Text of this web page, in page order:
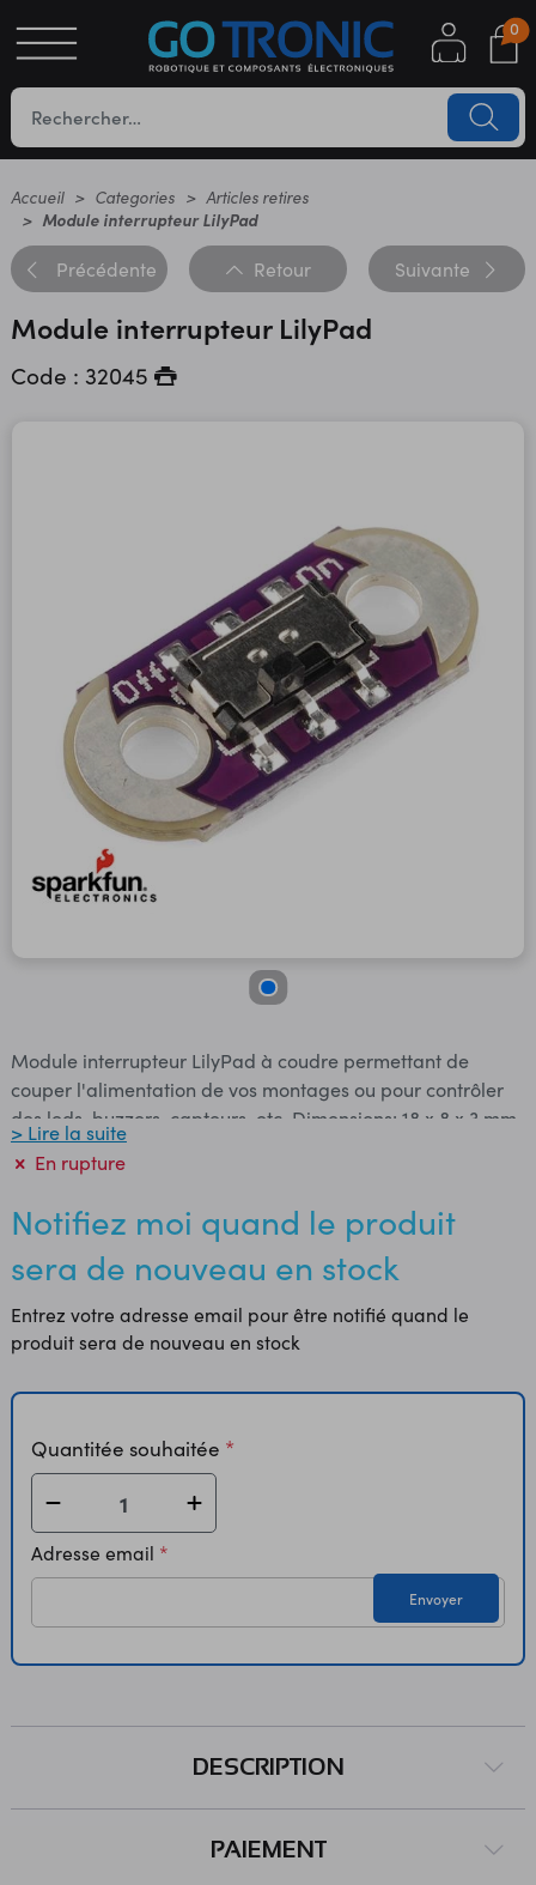
0
Accueil Categories
Articles retires
Module interrupteur LilyPad
Précédente Retour Suivante
Module interrupteur LilyPad
Code : 32045
Module interrupteur LilyPad à coudre permettant de
couper l'alimentation de vos montages ou pour contrôler
des leds, buzzers, capteurs, etc. Dimensions: 18 x 8 x 3 mm
Référence fabricant: DEV-09350 Photos CC BY-NC-SA 3.0
> Lire la suite
En rupture
Notifiez moi quand le produit
sera de nouveau en stock
Entrez votre adresse email pour être notifié quand le
produit sera de nouveau en stock
Quantitée souhaitée
Adresse email
Envoyer
DESCRIPTION
PAIEMENT